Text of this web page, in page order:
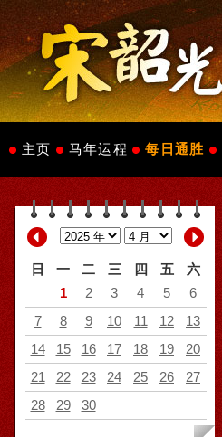
主页 马年运程 每日通胜
日 一 二 三 四 五
六
1
2 3 4 5
6
7
8 9 10 11 12
13
14
15 16 17 18 19
20
21
22 23 24 25 26
27
28
29 30